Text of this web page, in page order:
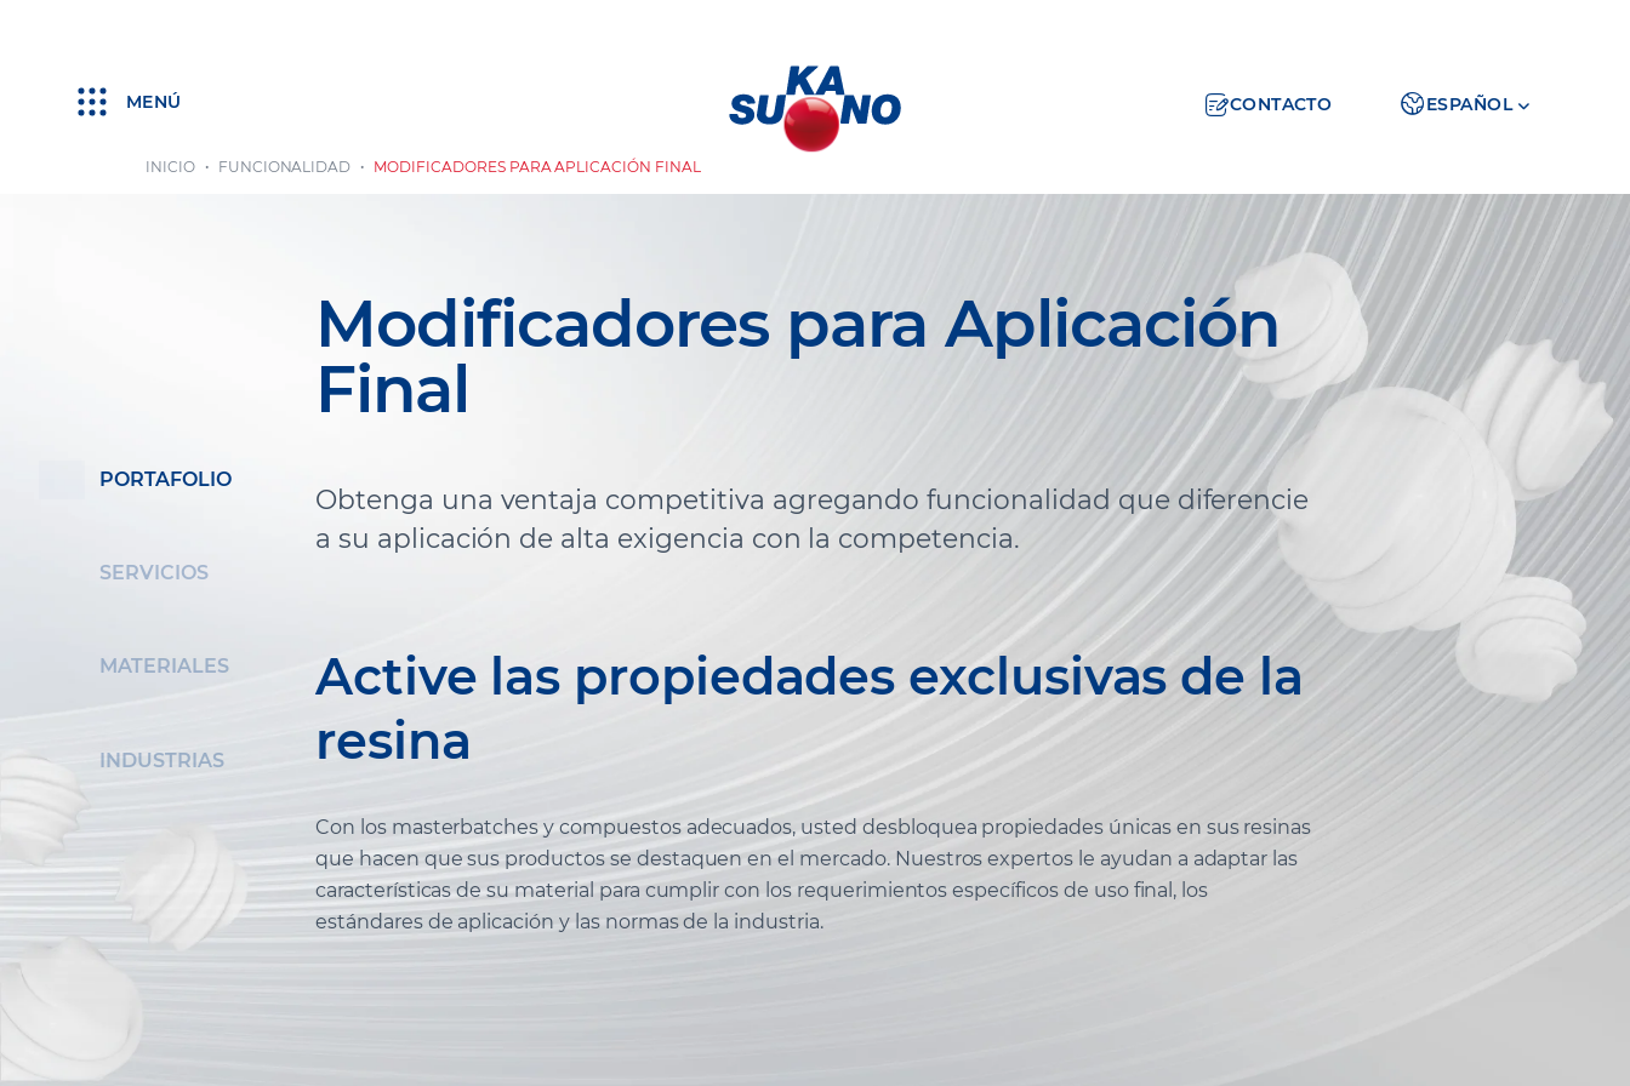
MENÚ CONTACTO ESPAÑOL
PORTAFOLIO
SERVICIOS
MATERIALES
INDUSTRIAS
INICIO FUNCIONALIDAD MODIFICADORES PARA APLICACIÓN FINAL
Modificadores para Aplicación
Final
Obtenga una ventaja competitiva agregando funcionalidad que diferencie
a su aplicación de alta exigencia con la competencia.
Active las propiedades exclusivas de la
resina
Con los masterbatches y compuestos adecuados, usted desbloquea propiedades únicas en sus resinas
que hacen que sus productos se destaquen en el mercado. Nuestros expertos le ayudan a adaptar las
características de su material para cumplir con los requerimientos específicos de uso final, los
estándares de aplicación y las normas de la industria.